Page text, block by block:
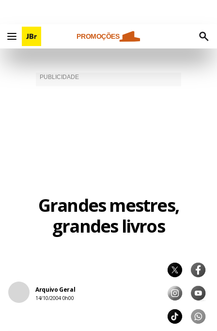
PROMOÇÕES
Grandes mestres,
grandes livros
Arquivo Geral
14/10/2004 0h00